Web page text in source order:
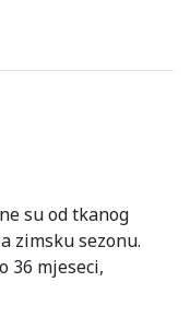
su od tkanog
zimsku sezonu.
36 mjeseci,